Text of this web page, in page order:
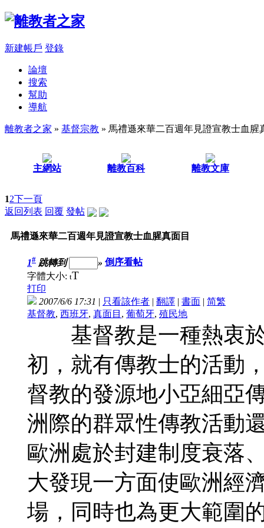
新建帳戶 登錄
論壇
搜索
幫助
導航
離教者之家 » 基督宗教 » 馬禮遜來華二百週年見證宣教士血腥
主網站 離教百科 離教文庫
12下一頁
返回列表 回覆 發帖
馬禮遜來華二百週年見證宣教士血腥真面目
1# 跳轉到 » 倒序看帖
字體大小: tT
打印
2007/6/6 17:31 | 只看該作者 | 翻譯 | 書面 | 简繁
基督教, 西班牙, 真面目 , 葡萄牙, 殖民地
基督教是一種熱衷於
初，就有傳教士的活動
督教的發源地小亞細亞
洲際的群眾性傳教活動
歐洲處於封建制度衰落
大發現一方面使歐洲經
場，同時也為更大範圍